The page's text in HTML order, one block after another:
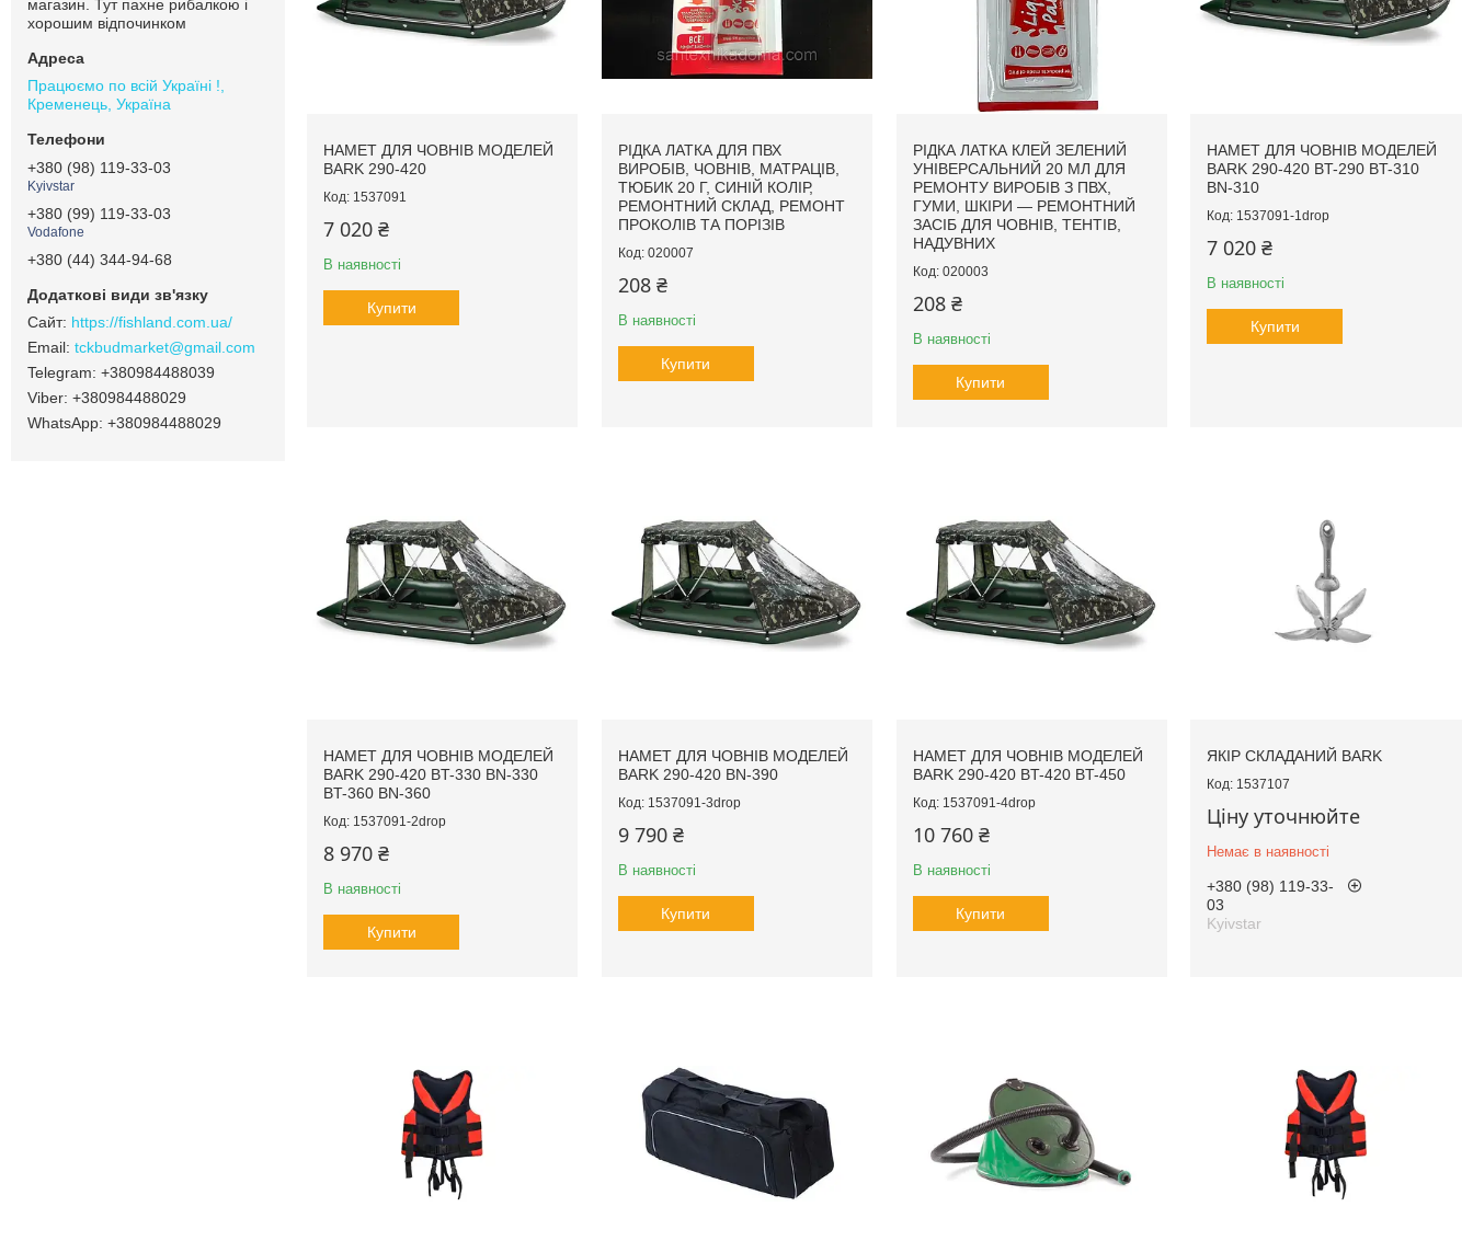
НАМЕТ ДЛЯ ЧОВНІВ МОДЕЛЕЙ
BARK 290-420
1537091
7 020 ₴
В наявності
Купити
РІДКА ЛАТКА ДЛЯ ПВХ
ВИРОБІВ, ЧОВНІВ, МАТРАЦІВ,
ТЮБИК 20 Г, СИНІЙ КОЛІР,
РЕМОНТНИЙ СКЛАД, РЕМОНТ
ПРОКОЛІВ ТА ПОРІЗІВ
020007
208 ₴
В наявності
Купити
РІДКА ЛАТКА КЛЕЙ ЗЕЛЕНИЙ
УНІВЕРСАЛЬНИЙ 20 МЛ ДЛЯ
РЕМОНТУ ВИРОБІВ З ПВХ,
ГУМИ, ШКІРИ — РЕМОНТНИЙ
ЗАСІБ ДЛЯ ЧОВНІВ, ТЕНТІВ,
НАДУВНИХ
020003
208 ₴
В наявності
Купити
НАМЕТ ДЛЯ ЧОВНІВ МОДЕЛЕЙ
BARK 290-420 BT-290 BT-310
BN-310
1537091-1drop
7 020 ₴
В наявності
Купити
НАМЕТ ДЛЯ ЧОВНІВ МОДЕЛЕЙ
BARK 290-420 BT-330 BN-330
BT-360 BN-360
1537091-2drop
8 970 ₴
В наявності
Купити
НАМЕТ ДЛЯ ЧОВНІВ МОДЕЛЕЙ
BARK 290-420 BN-390
1537091-3drop
9 790 ₴
В наявності
Купити
НАМЕТ ДЛЯ ЧОВНІВ МОДЕЛЕЙ
BARK 290-420 BT-420 BT-450
1537091-4drop
10 760 ₴
В наявності
Купити
ЯКІР СКЛАДАНИЙ BARK
1537107
Ціну уточнюйте
Немає в наявності
+380 (98) 119-33-
03
Kyivstar
магазин. Тут пахне рибалкою і
хорошим відпочинком
Працюємо по всій Україні !,
Кременець, Україна
+380 (98) 119-33-03
Kyivstar
+380 (99) 119-33-03
Vodafone
+380 (44) 344-94-68
https://fishland.com.ua/
tckbudmarket@gmail.com
+380984488039
+380984488029
+380984488029